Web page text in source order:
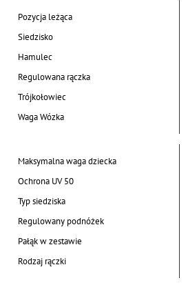
Pozycja leżąca
Siedzisko
Hamulec
Regulowana rączka
Trójkołowiec
Waga Wózka
Maksymalna waga dziecka
Ochrona UV 50
Typ siedziska
Regulowany podnóżek
Pałąk w zestawie
Rodzaj rączki